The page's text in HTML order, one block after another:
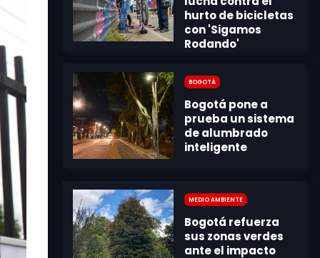
Bogotá
Medio Ambiente